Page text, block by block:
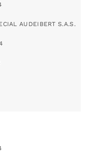
AUDEIBERT S.A.S.